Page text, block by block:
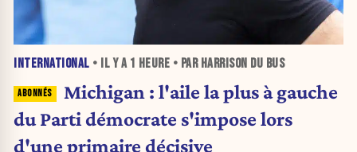
INTERNATIONAL • IL Y A 1 HEURE • PAR HARRISON DU BUS
Michigan : l'aile la plus à gauche
du Parti démocrate s'impose lors
d'une primaire décisive